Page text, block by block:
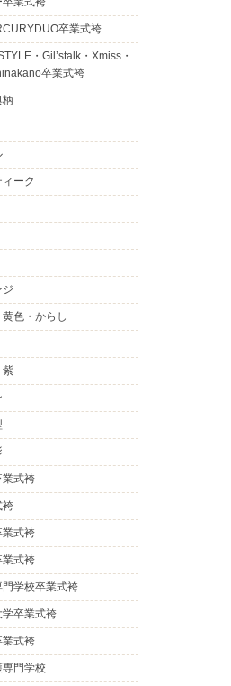
卒業式袴
・Gil’stalk・Xmiss・
卒業式袴
柄
ーク
ジ
色・からし
紫
業式袴
袴
業式袴
業式袴
学校卒業式袴
卒業式袴
業式袴
専門学校